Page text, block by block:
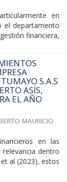
en
el departamento
financiera,
S.A.S
ASÍS,
EL AÑO
MAURICIO
en las
dentro
al (2023), estos